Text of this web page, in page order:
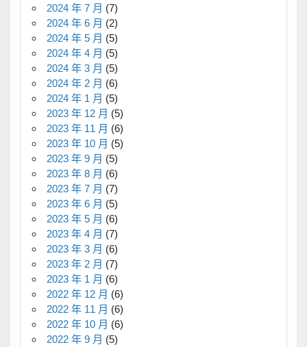
2024 年 7 月 (7)
2024 年 6 月 (2)
2024 年 5 月 (5)
2024 年 4 月 (5)
2024 年 3 月 (5)
2024 年 2 月 (6)
2024 年 1 月 (5)
2023 年 12 月 (5)
2023 年 11 月 (6)
2023 年 10 月 (5)
2023 年 9 月 (5)
2023 年 8 月 (6)
2023 年 7 月 (7)
2023 年 6 月 (5)
2023 年 5 月 (6)
2023 年 4 月 (7)
2023 年 3 月 (6)
2023 年 2 月 (7)
2023 年 1 月 (6)
2022 年 12 月 (6)
2022 年 11 月 (6)
2022 年 10 月 (6)
2022 年 9 月 (5)